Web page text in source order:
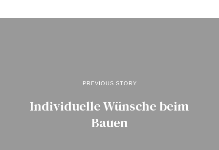
PREVIOUS STORY
Individuelle Wünsche beim
Bauen